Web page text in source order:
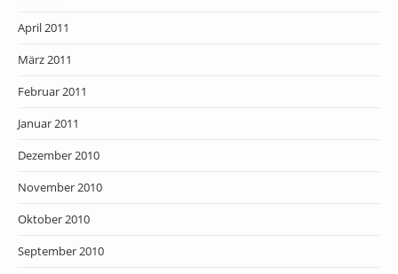
April 2011
März 2011
Februar 2011
Januar 2011
Dezember 2010
November 2010
Oktober 2010
September 2010